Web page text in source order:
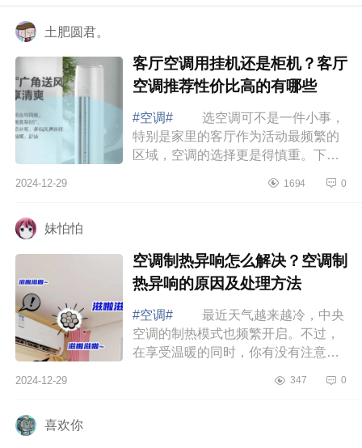
土肥圆君。
客厅空调用挂机还是柜机？客厅
空调推荐性价比高的有哪些
#空调#
选空调可不是一件小事，
特别是家里的客厅作为活动最频繁的
区域，空调的选择更是得慎重。下面
是柜机？客厅空调推荐性价比高的有
2024-12-29 1694 0
妹怕怕
空调制热异响怎么解决？空调制
热异响的原因及处理方法
#空调#
最近天气越来越冷，中央
空调的制热模式也频繁开启。不过，
在享受温暖的同时，你有没有注意到
家揭秘空调制热异响背后的真相
2024-12-29 347 0
喜欢你